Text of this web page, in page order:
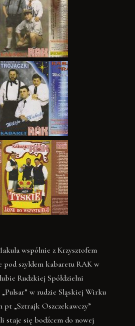
wspólnie z Krzysztofem
pod szyldem kabaretu RAK w
Rudzkiej Spółdzielni
w rudzie Sląskiej Wirku
pt „Sztrajk Oszczekawczy”
staje się bodźcem do nowej